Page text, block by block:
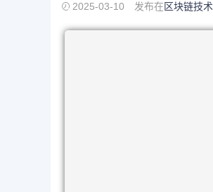
2025-03-10 发布在区块链技术